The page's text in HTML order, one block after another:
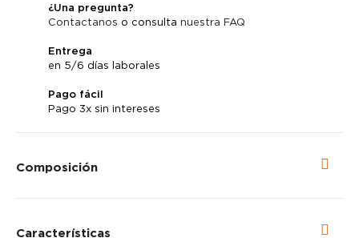
¿Una pregunta?
Contactanos o consulta nuestra FAQ
Entrega
en 5/6 días laborales
Pago fácil
Pago 3x sin intereses
Composición
Características